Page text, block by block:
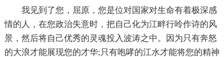
我见到了您，屈原，您是位对国家对生命有着极深感
情的人，在您政治失意时，把自己化为江畔行呤作诗的风
景，然后将自己优秀的灵魂投入波涛之中。因为只有奔怒
的大浪才能展现您的才华;只有咆哮的江水才能将您的精神